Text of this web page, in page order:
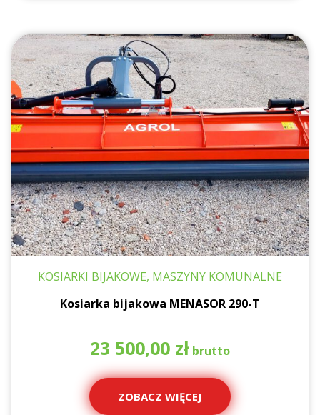
KOSIARKI BIJAKOWE, MASZYNY KOMUNALNE
Kosiarka bijakowa MENASOR 290-T
23 500,00 zł
ZOBACZ WIĘCEJ